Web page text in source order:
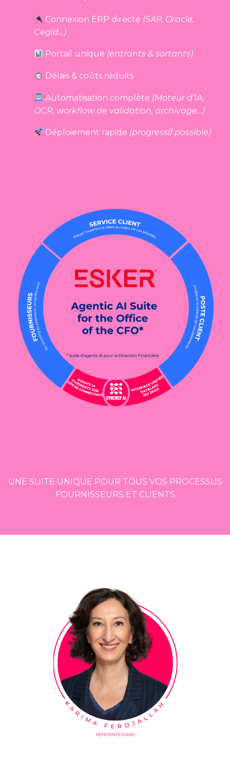
Connexion ERP directe (SAP, Oracle,
Cegid…)
Portail unique (entrants & sortants)
Délais & coûts réduits
Automatisation complète (Moteur d’IA,
OCR, workflow de validation, archivage…)
Déploiement rapide (progressif possible)
UNE SUITE UNIQUE POUR TOUS VOS PROCESSUS
FOURNISSEURS ET CLIENTS